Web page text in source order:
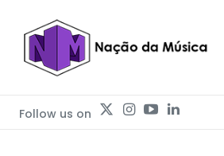
Follow us on